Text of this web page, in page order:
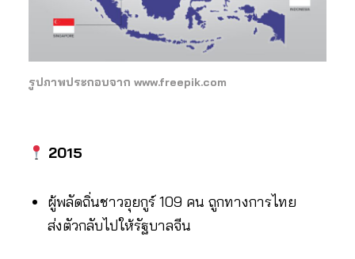
รูปภาพประกอบจาก www.freepik.com
2015
ผู้พลัดถิ่นชาวอุยกูร์ 109 คน ถูกทางการไทย
ส่งตัวกลับไปให้รัฐบาลจีน